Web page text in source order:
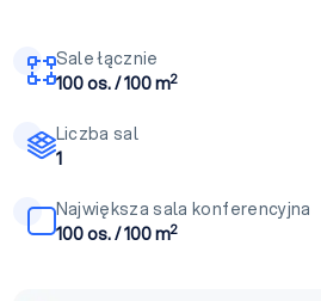
Sale łącznie
100 os. / 100 m2
Liczba sal
1
Największa sala konferencyjna
100 os. / 100 m2